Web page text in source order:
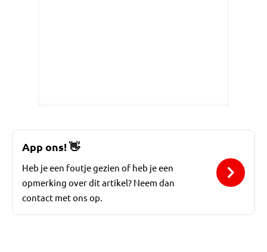
App ons!👋
Heb je een foutje gezien of heb je een
opmerking over dit artikel? Neem dan
contact met ons op.